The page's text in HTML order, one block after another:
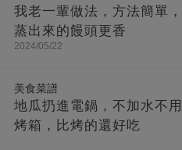
我老一輩做法，方法簡單，
蒸出來的饅頭更香
2024/05/22
美食菜譜
地瓜扔進電鍋，不加水不用
烤箱，比烤的還好吃